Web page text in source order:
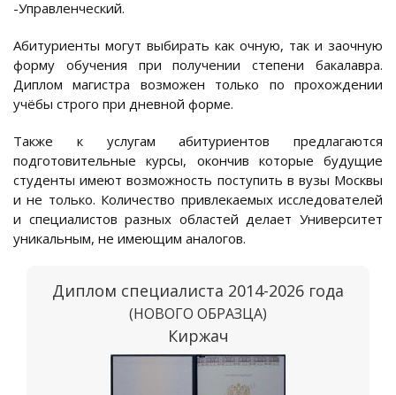
-Управленческий.
Абитуриенты могут выбирать как очную, так и заочную
форму обучения при получении степени бакалавра.
Диплом магистра возможен только по прохождении
учёбы строго при дневной форме.
Также к услугам абитуриентов предлагаются
подготовительные курсы, окончив которые будущие
студенты имеют возможность поступить в вузы Москвы
и не только. Количество привлекаемых исследователей
и специалистов разных областей делает Университет
уникальным, не имеющим аналогов.
Диплом специалиста 2014-2026 года
(НОВОГО ОБРАЗЦА)
Киржач